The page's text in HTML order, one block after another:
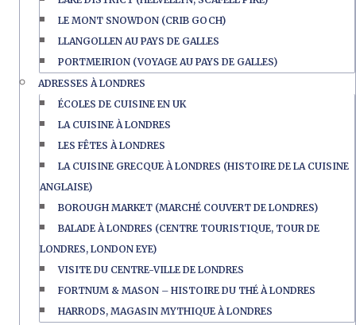
LE MONT SNOWDON (CRIB GOCH)
LLANGOLLEN AU PAYS DE GALLES
PORTMEIRION (VOYAGE AU PAYS DE GALLES)
ADRESSES À LONDRES
ÉCOLES DE CUISINE EN UK
LA CUISINE À LONDRES
LES FÊTES À LONDRES
LA CUISINE GRECQUE À LONDRES (HISTOIRE DE LA CUISINE
ANGLAISE)
BOROUGH MARKET (MARCHÉ COUVERT DE LONDRES)
BALADE À LONDRES (CENTRE TOURISTIQUE, TOUR DE
LONDRES, LONDON EYE)
VISITE DU CENTRE-VILLE DE LONDRES
FORTNUM & MASON – HISTOIRE DU THÉ À LONDRES
HARRODS, MAGASIN MYTHIQUE À LONDRES